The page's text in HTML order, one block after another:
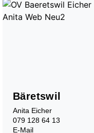
Zusammenspiel
Bäretswil
Anita Eicher
079 128 64 13
E-Mail